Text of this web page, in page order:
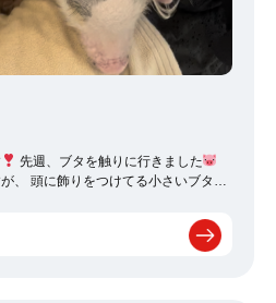
先週、ブタを触りに行きました
ブタが